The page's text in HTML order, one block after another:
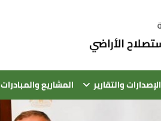
الإصدارات والتقارير المشاريع والمبادرات